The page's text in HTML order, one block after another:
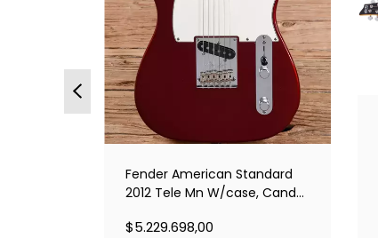
Fender American Standard
2012 Tele Mn W/case, Candy
$5.229.698,00